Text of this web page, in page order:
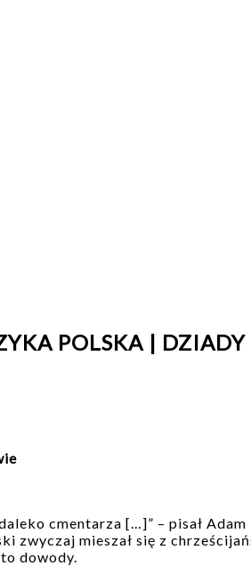
POLSKA |
cmentarza […]” – pisał
zwyczaj mieszał się z
dowody.